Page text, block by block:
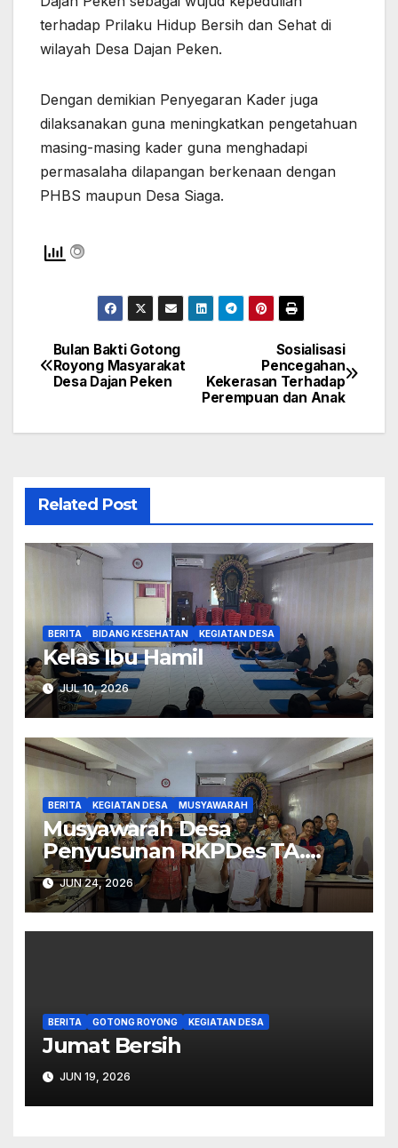
terhadap Prilaku Hidup Bersih dan Sehat di
wilayah Desa Dajan Peken.
Dengan demikian Penyegaran Kader juga
dilaksanakan guna meningkatkan pengetahuan
masing-masing kader guna menghadapi
permasalaha dilapangan berkenaan dengan
PHBS maupun Desa Siaga.
Navigasi
pos
Sosialisasi
Pencegahan
Kekerasan Terhadap
Perempuan dan Anak
Bulan Bakti Gotong
Royong Masyarakat
Desa Dajan Peken
Related Post
BERITA BIDANG KESEHATAN KEGIATAN DESA
Kelas Ibu Hamil
JUL 10, 2026
BERITA KEGIATAN DESA MUSYAWARAH
Musyawarah Desa
Penyusunan RKPDes TA.
2027.
JUN 24, 2026
BERITA GOTONG ROYONG KEGIATAN DESA
Jumat Bersih
JUN 19, 2026